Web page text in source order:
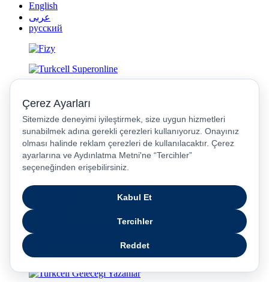
English
عربى
русский